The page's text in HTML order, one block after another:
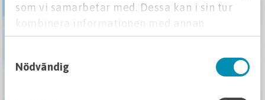
som vi samarbetar med. Dessa kan i sin tur
kombinera informationen med annan
information som du har tillhandahållit eller
som de har samlat in när du har använt deras
tjänster.
Nödvändig